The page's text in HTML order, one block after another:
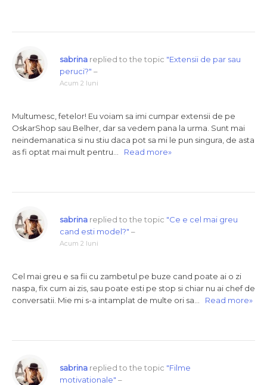
sabrina replied to the topic "Extensii de par sau
peruci?" –
Acum 2 luni
Multumesc, fetelor! Eu voiam sa imi cumpar extensii de pe
OskarShop sau Belher, dar sa vedem pana la urma. Sunt mai
neindemanatica si nu stiu daca pot sa mi le pun singura, de asta
as fi optat mai mult pentru… Read more»
sabrina replied to the topic "Ce e cel mai greu
cand esti model?" –
Acum 2 luni
Cel mai greu e sa fii cu zambetul pe buze cand poate ai o zi
naspa, fix cum ai zis, sau poate esti pe stop si chiar nu ai chef de
conversatii. Mie mi s-a intamplat de multe ori sa… Read more»
sabrina replied to the topic "Filme
motivationale" –